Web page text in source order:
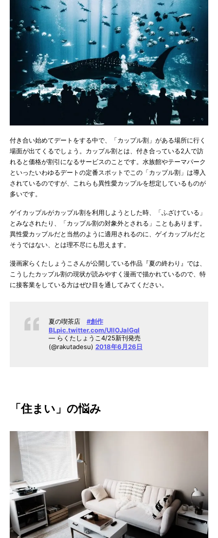
付き合い始めてデートをする中で、「カップル割」がある場所に行く
場面が出てくるでしょう。カップル割とは、付き合っている2人で訪
れると価格が割引になるサービスのことです。水族館やテーマパーク
といったいわゆるデートの定番スポットでこの「カップル割」は導入
されているのですが、これらも異性愛カップルを想定しているものが
多いです。
ゲイカップルがカップル割を利用しようとした時、「ふざけている」
とみなされたり、「カップル割の対象外とされる」こともあります。
異性愛カップルだと当然のように適用されるのに、ゲイカップルだと
そうではない、とは理不尽にも思えます。
漫画家らくたしょうこさんが公開している作品『夏の終わり』では、
こうしたカップル割の現状が読みやすく漫画で描かれているので、特
に接客業をしている方はぜひ目を通してみてください。
夏の喫茶店 #創作
BLpic.twitter.com/UllOJalGqI
— らくたしょうこ4/25新刊発売
(@rakutadesu) 2018年6月26日
「住まい」の悩み